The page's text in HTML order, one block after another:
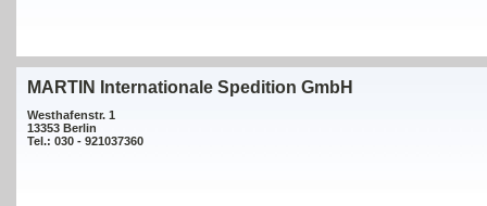
MARTIN Internationale Spedition GmbH
Westhafenstr. 1
13353 Berlin
Tel.: 030 - 921037360